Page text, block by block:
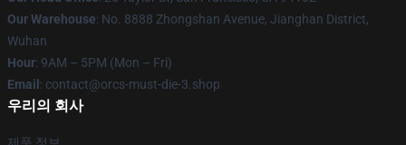
Our Warehouse: No. 8888 Zhongshan Avenue, Jianghan District,
Wuhan
Hour: 9AM – 5PM (Mon – Fri)
Email : contact@orcs-must-die-3.shop
우리의 회사